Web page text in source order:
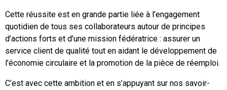
Cette réussite est en grande partie liée à l’engagement
quotidien de tous ses collaborateurs autour de principes
d’actions forts et d’une mission fédératrice : assurer un
service client de qualité tout en aidant le développement de
l’économie circulaire et la promotion de la pièce de réemploi.
C’est avec cette ambition et en s’appuyant sur nos savoir-